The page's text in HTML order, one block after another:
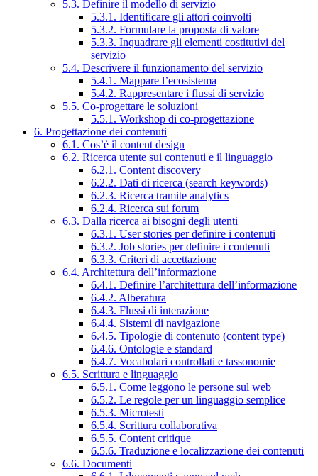
5.3. Definire il modello di servizio
5.3.1. Identificare gli attori coinvolti
5.3.2. Formulare la proposta di valore
5.3.3. Inquadrare gli elementi costitutivi del
servizio
5.4. Descrivere il funzionamento del servizio
5.4.1. Mappare l’ecosistema
5.4.2. Rappresentare i flussi di servizio
5.5. Co-progettare le soluzioni
5.5.1. Workshop di co-progettazione
6. Progettazione dei contenuti
6.1. Cos’è il content design
6.2. Ricerca utente sui contenuti e il linguaggio
6.2.1. Content discovery
6.2.2. Dati di ricerca (search keywords)
6.2.3. Ricerca tramite analytics
6.2.4. Ricerca sui forum
6.3. Dalla ricerca ai bisogni degli utenti
6.3.1. User stories per definire i contenuti
6.3.2. Job stories per definire i contenuti
6.3.3. Criteri di accettazione
6.4. Architettura dell’informazione
6.4.1. Definire l’architettura dell’informazione
6.4.2. Alberatura
6.4.3. Flussi di interazione
6.4.4. Sistemi di navigazione
6.4.5. Tipologie di contenuto (content type)
6.4.6. Ontologie e standard
6.4.7. Vocabolari controllati e tassonomie
6.5. Scrittura e linguaggio
6.5.1. Come leggono le persone sul web
6.5.2. Le regole per un linguaggio semplice
6.5.3. Microtesti
6.5.4. Scrittura collaborativa
6.5.5. Content critique
6.5.6. Traduzione e localizzazione dei contenuti
6.6. Documenti